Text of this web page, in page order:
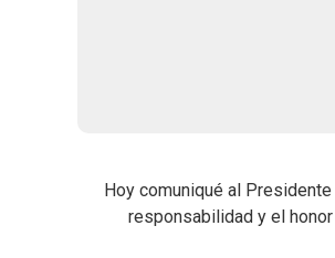
Hoy comuniqué al Presidente
responsabilidad y el honor